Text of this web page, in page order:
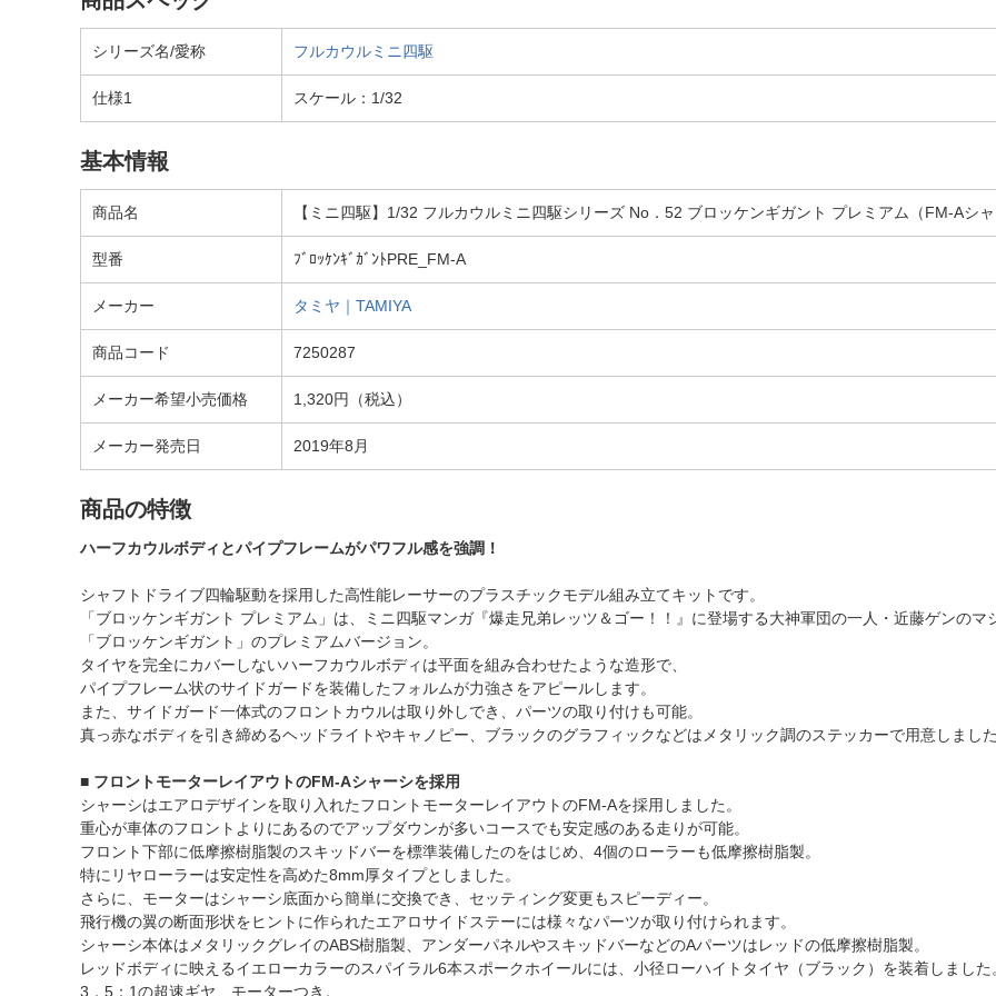
シリーズ名/愛称 フルカウルミニ四駆
仕様1 スケール：1/32
基本情報
商品名 【ミニ四駆】1/32 フルカウルミニ四駆シリーズ No．52 ブロッケンギガント プレミアム（FM-Aシ
型番 ﾌﾞﾛｯｹﾝｷﾞｶﾞﾝﾄPRE_FM-A
メーカー タミヤ｜TAMIYA
商品コード 7250287
メーカー希望小売価格 1,320円（税込）
メーカー発売日 2019年8月
商品の特徴
ハーフカウルボディとパイプフレームがパワフル感を強調！
シャフトドライブ四輪駆動を採用した高性能レーサーのプラスチックモデル組み立てキットです。
「ブロッケンギガント プレミアム」は、ミニ四駆マンガ『爆走兄弟レッツ＆ゴー！！』に登場する大神軍団の一人・近藤ゲンのマ
「ブロッケンギガント」のプレミアムバージョン。
タイヤを完全にカバーしないハーフカウルボディは平面を組み合わせたような造形で、
パイプフレーム状のサイドガードを装備したフォルムが力強さをアピールします。
また、サイドガード一体式のフロントカウルは取り外しでき、パーツの取り付けも可能。
真っ赤なボディを引き締めるヘッドライトやキャノピー、ブラックのグラフィックなどはメタリック調のステッカーで用意しまし
■ フロントモーターレイアウトのFM-Aシャーシを採用
シャーシはエアロデザインを取り入れたフロントモーターレイアウトのFM-Aを採用しました。
重心が車体のフロントよりにあるのでアップダウンが多いコースでも安定感のある走りが可能。
フロント下部に低摩擦樹脂製のスキッドバーを標準装備したのをはじめ、4個のローラーも低摩擦樹脂製。
特にリヤローラーは安定性を高めた8mm厚タイプとしました。
さらに、モーターはシャーシ底面から簡単に交換でき、セッティング変更もスピーディー。
飛行機の翼の断面形状をヒントに作られたエアロサイドステーには様々なパーツが取り付けられます。
シャーシ本体はメタリックグレイのABS樹脂製、アンダーパネルやスキッドバーなどのAパーツはレッドの低摩擦樹脂製。
レッドボディに映えるイエローカラーのスパイラル6本スポークホイールには、小径ローハイトタイヤ（ブラック）を装着しました
3．5：1の超速ギヤ、モーターつき。